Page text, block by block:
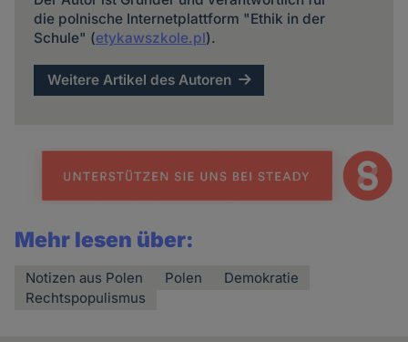
die polnische Internetplattform "Ethik in der
Schule" (etykawszkole.pl).
Weitere Artikel des Autoren
Mehr lesen über:
Notizen aus Polen Polen
Demokratie
Rechtspopulismus